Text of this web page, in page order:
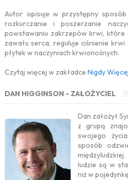
Autor opisuje w przystępny
rozkurczanie i poszerzanie
powstawaniu zakrzepów krwi,
zawału serca, reguluje ciśnienie
płytek w naczyniach krwionośnych.
Czytaj więcej w zakładce Nigdy
DAN HIGGINSON - ZAŁOŻYCIEL
Dan założył
z grupą
swojego
sposób
ludzie są w
niż w